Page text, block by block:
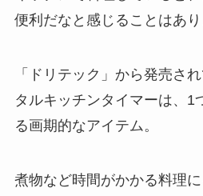
便利だなと感じることはあり
「ドリテック」から発売さ
タルキッチンタイマーは、1
る画期的なアイテム。
煮物など時間がかかる料理